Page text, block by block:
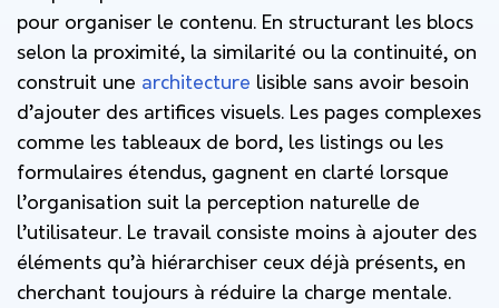
pour organiser le contenu. En structurant les blocs
selon la proximité, la similarité ou la continuité, on
construit une architecture lisible sans avoir besoin
d’ajouter des artifices visuels. Les pages complexes
comme les tableaux de bord, les listings ou les
formulaires étendus, gagnent en clarté lorsque
l’organisation suit la perception naturelle de
l’utilisateur. Le travail consiste moins à ajouter des
éléments qu’à hiérarchiser ceux déjà présents, en
cherchant toujours à réduire la charge mentale.